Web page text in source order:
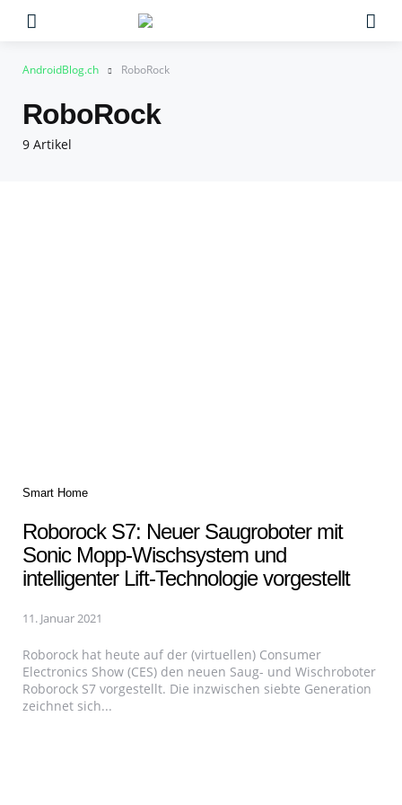
AndroidBlog.ch RoboRock
9 Artikel
RoboRock
Categories
Smart Home
Roborock S7: Neuer Saugroboter mit
Sonic Mopp-Wischsystem und
intelligenter Lift-Technologie vorgestellt
11. Januar 2021
Roborock hat heute auf der (virtuellen) Consumer
Electronics Show (CES) den neuen Saug- und Wischroboter
Roborock S7 vorgestellt. Die inzwischen siebte Generation
zeichnet sich...